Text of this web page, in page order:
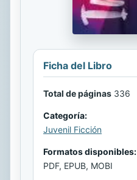
Ficha del Libro
Total de páginas 336
Categoría:
Juvenil Ficción
Formatos disponibles:
PDF, EPUB, MOBI